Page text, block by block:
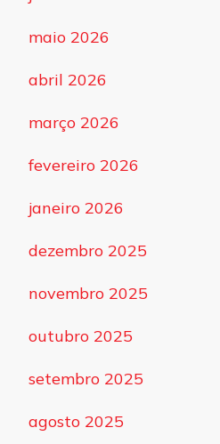
maio 2026
abril 2026
março 2026
fevereiro 2026
janeiro 2026
dezembro 2025
novembro 2025
outubro 2025
setembro 2025
agosto 2025